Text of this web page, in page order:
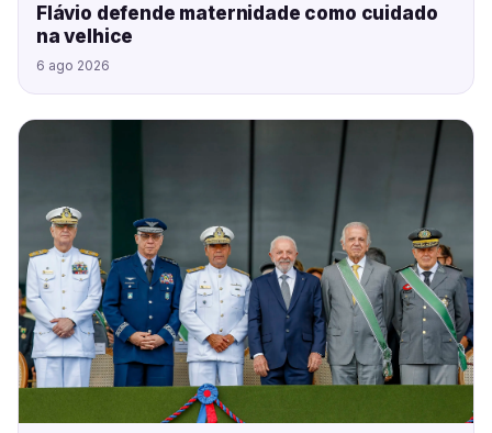
Flávio defende maternidade como cuidado
na velhice
6 ago 2026